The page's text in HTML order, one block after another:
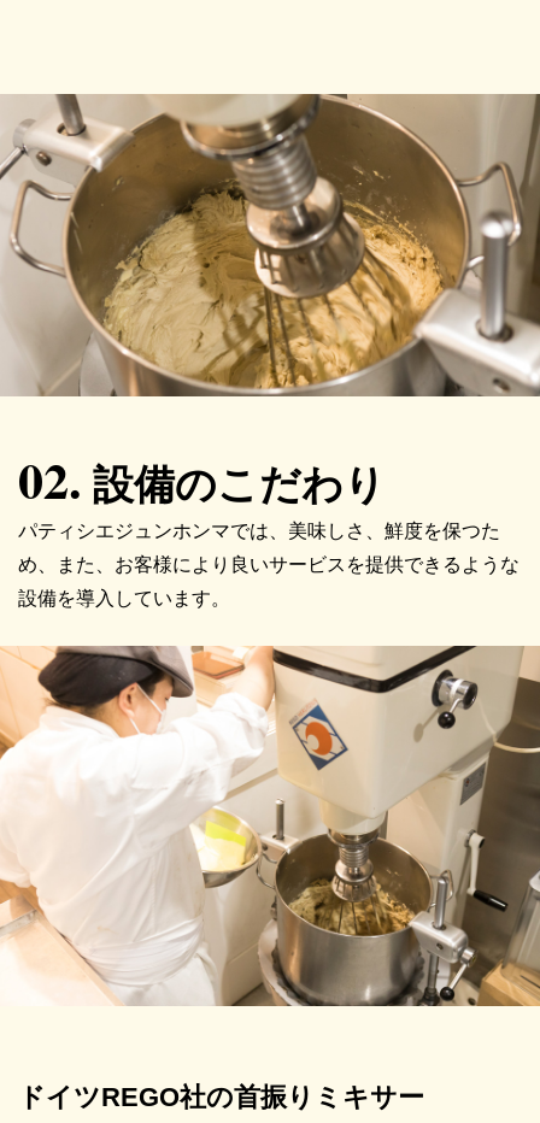
02. 設備のこだわり
パティシエジュンホンマでは、美味しさ、鮮度を保つた
め、また、お客様により良いサービスを提供できるような
設備を導入しています。
ドイツREGO社の首振りミキサー